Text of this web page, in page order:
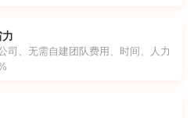
司、无需自建团队费用、时间、人力